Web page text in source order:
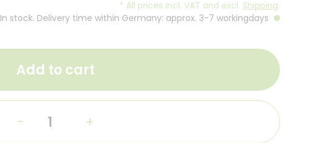
* All prices incl. VAT and excl. Shipping.
In stock. Delivery time within Germany: approx. 3-7 workingdays
Add to cart
- +